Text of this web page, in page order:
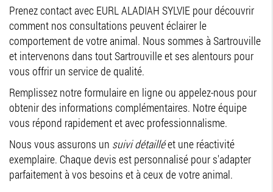
Prenez contact avec EURL ALADIAH SYLVIE pour découvrir
comment nos consultations peuvent éclairer le
comportement de votre animal. Nous sommes à Sartrouville
et intervenons dans tout Sartrouville et ses alentours pour
vous offrir un service de qualité.
Remplissez notre formulaire en ligne ou appelez-nous pour
obtenir des informations complémentaires. Notre équipe
vous répond rapidement et avec professionnalisme.
Nous vous assurons un suivi détailléet une réactivité
exemplaire. Chaque devis est personnalisé pour s'adapter
parfaitement à vos besoins et à ceux de votre animal.